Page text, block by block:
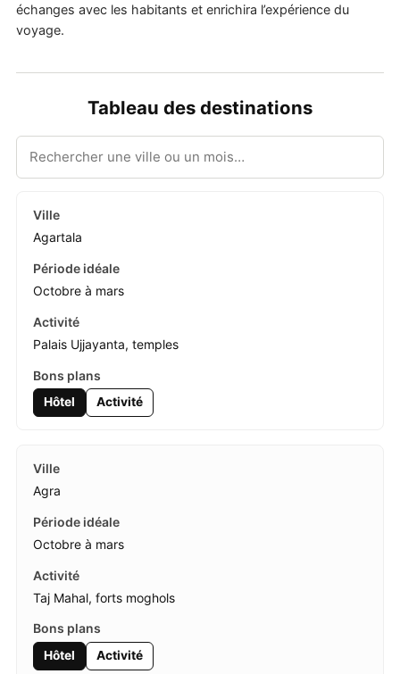
échanges avec les habitants et enrichira l’expérience du
voyage.
Tableau des destinations
Agartala
Octobre à mars
Palais Ujjayanta, temples
Hôtel Activité
Agra
Octobre à mars
Taj Mahal, forts moghols
Hôtel Activité